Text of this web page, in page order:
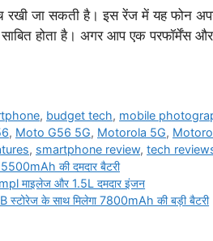
रखी जा सकती है। इस रेंज में यह फोन
होता है। अगर आप एक परफॉर्मेंस
, budget tech, mobile
, Moto G56 5G, Motorola 5G,
, smartphone review, tech
5500mAh की दमदार बैटरी
माइलेज और 1.5L दमदार इंजन
स्टोरेज के साथ मिलेगा 7800mAh की बड़ी बैटरी